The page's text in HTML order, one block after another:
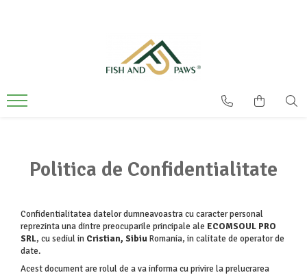
Politica de Confidentialitate
Confidentialitatea datelor dumneavoastra cu caracter personal
reprezinta una dintre preocuparile principale ale ECOMSOUL PRO
SRL, cu sediul in Cristian, SibiuRomania, in calitate de operator de
date.
Acest document are rolul de a va informa cu privire la prelucrarea